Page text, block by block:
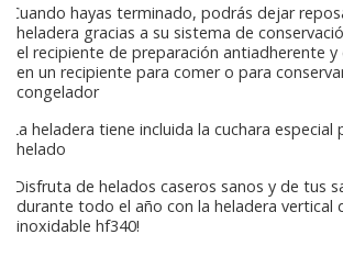
Cuando hayas terminado, podrás dejar
heladera gracias a su sistema de
el recipiente de preparación antiadherente
en un recipiente para comer o para
congelador
La heladera tiene incluida la cuchara especial
helado
¡Disfruta de helados caseros sanos y de tus
durante todo el año con la heladera vertical
inoxidable hf340!